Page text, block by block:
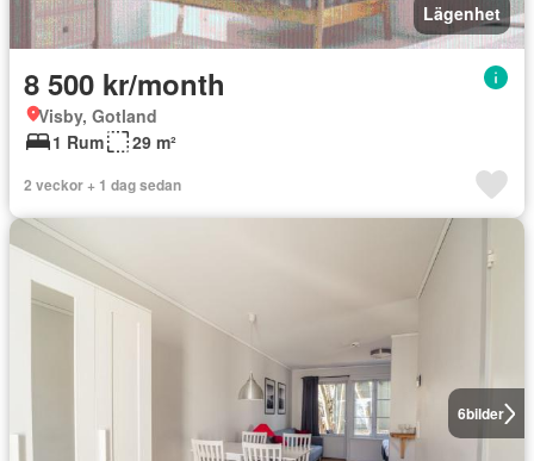
Lägenhet
8 500 kr/month
Visby, Gotland
1 Rum
29 m²
2 veckor + 1 dag sedan
6bilder